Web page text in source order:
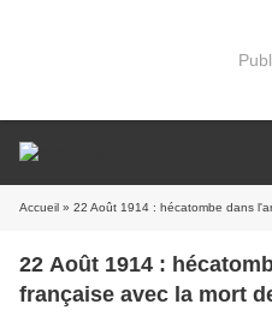
Accueil » 22 Août 1914 : hécatombe dans
22 Août 1914 :
française avec la mort